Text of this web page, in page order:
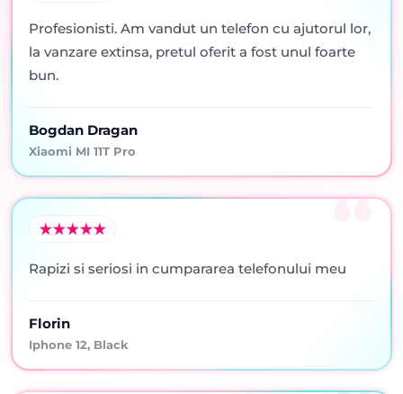
Profesionisti. Am vandut un telefon cu ajutorul lor,
la vanzare extinsa, pretul oferit a fost unul foarte
bun.
Bogdan Dragan
Xiaomi MI 11T Pro
Rapizi si seriosi in cumpararea telefonului meu
Florin
Iphone 12, Black